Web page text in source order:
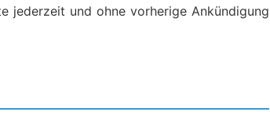
jederzeit und ohne vorherige Ankündigung